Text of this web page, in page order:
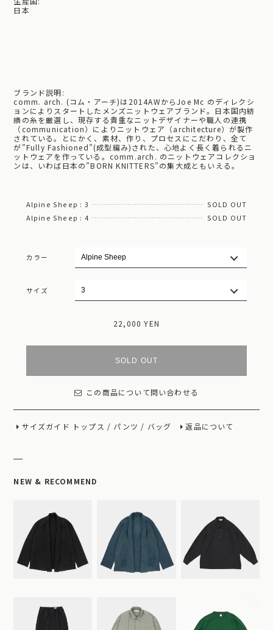
日本
ブランド説明:
comm. arch. (コム・アーチ)は2014AWからJoe Mc のディレクシ
ョンによりスタートしたメンズニットウェアブランド。日本国内紡
績の糸を厳選し、現存する貴重なニットデザイナーや職人の連携
（communication）によりニットウェア（architecture）が製作
されている。とにかく、素材、作り、プロセスにこだわり、全て
が”Fully Fashioned”(成型編み)された、心地よく長く着られるニ
ットウェアを作っている。comm.arch. のニットウェアコレクショ
ンは、いわば日本の”BORN KNITTERS”の集大成ともいえる。
Alpine Sheep : 3
SOLD OUT
Alpine Sheep : 4
SOLD OUT
カラー
サイズ
22,000 YEN
SOLD OUT
この商品について問い合わせる
サイズガイド トップス / パンツ / バッグ 返品について
NEW & RECOMMEND